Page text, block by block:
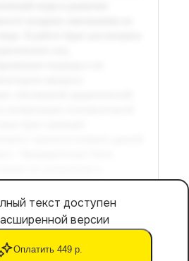
текст доступен
версии
Оплатить 449 р.